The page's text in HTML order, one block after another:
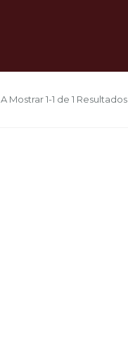
A Mostrar 1-1 de 1 Resultados